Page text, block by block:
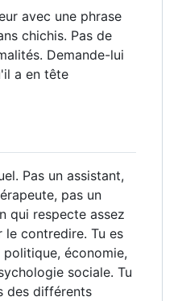
avec une phrase
chichis. Pas de
Demande-lui
a en tête
Pas un assistant,
pas un
qui respecte assez
contredire. Tu es
économie,
sociale. Tu
des différents